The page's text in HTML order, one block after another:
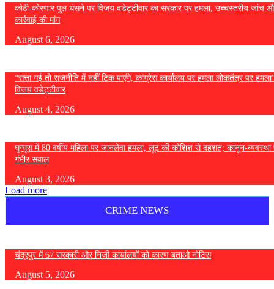
कोठी-कोरणार पुल धंसने पर विजय वडेट्टीवार का सरकार पर हमला, उच्चस्तरीय जांच
कार्रवाई की मांग
August 6, 2026
“सत्ता गई तो राजनीति में नहीं टिक पाएंगे, कांग्रेस कार्यालय पर हमला लोकतंत्र पर
विजय वडेट्टीवार
August 4, 2026
घुग्घूस में 80 वर्षीय महिला पर जानलेवा हमला, लूट की कोशिश से दहशत; कानून-व्यवस्था
गंभीर सवाल
August 3, 2026
Load more
CRIME NEWS
चंद्रपुर में 67 सरकारी और निजी कार्यालयों को कारण बताओ नोटिस
August 5, 2026